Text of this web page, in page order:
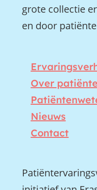
grote collectie
en door
Over
Nieuws
Contact